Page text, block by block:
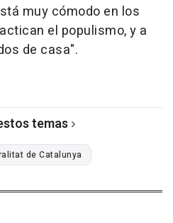
muy cómodo en los
el populismo, y a
de casa".
temas
de Catalunya